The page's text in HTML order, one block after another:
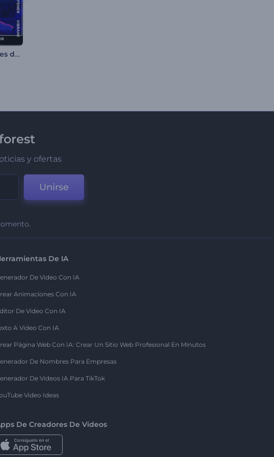
Apertura vibrantes de títulos
y ofertas
Unirse
De IA
De Video Con IA
Animaciones Con IA
De Video Con IA
A Video Con IA
Página Web Con IA: Crear Un Sitio Web Profesional En Minutos
De Nombres Para Empresas
De Videos IA Para TikTok
Video Ideas
De Creadores De Videos